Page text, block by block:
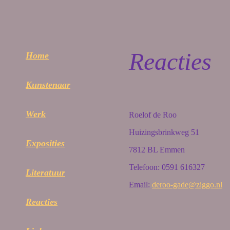
Home
Kunstenaar
Werk
Exposities
Literatuur
Reacties
Reacties
Roelof de Roo
Huizingsbrinkweg 51
7812 BL Emmen
Telefoon: 0591 616327
Email: deroo-gade@ziggo.nl